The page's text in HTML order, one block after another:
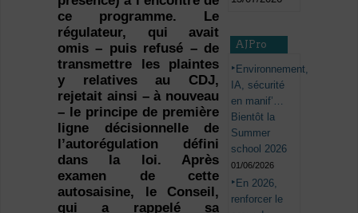
ce programme. Le
régulateur, qui avait
omis – puis refusé – de
transmettre les plaintes
y relatives au CDJ,
rejetait ainsi – à nouveau
– le principe de première
ligne décisionnelle de
l’autorégulation défini
dans la loi. Après
examen de cette
autosaisine, le Conseil,
qui a rappelé sa
AJPro
Environnement,
IA, sécurité
en manif’…
Bientôt la
Summer
school 2026
01/06/2026
En 2026,
renforcer le